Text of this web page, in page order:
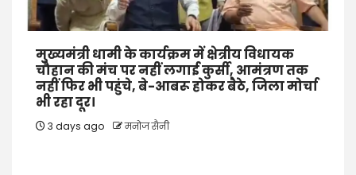
मुख्यमंत्री धामी के कार्यक्रम में क्षेत्रीय विधायक
चौहान की मंच पर नहीं लगाई कुर्सी, आमंत्रण तक
नहीं फिर भी पहुंचे, बे-आबरू होकर बैठे, जिला मोर्चा
भी रहा दूर।
3 days ago मनोज सैनी